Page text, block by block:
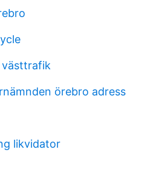
örebro adress
likvidator